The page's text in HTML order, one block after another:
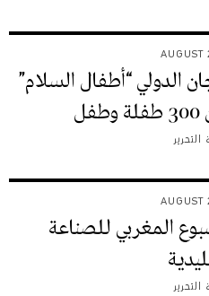
18 المهرجان الدولي “أطفال السلام”
التحرير
المغربي للصناعة
التحرير